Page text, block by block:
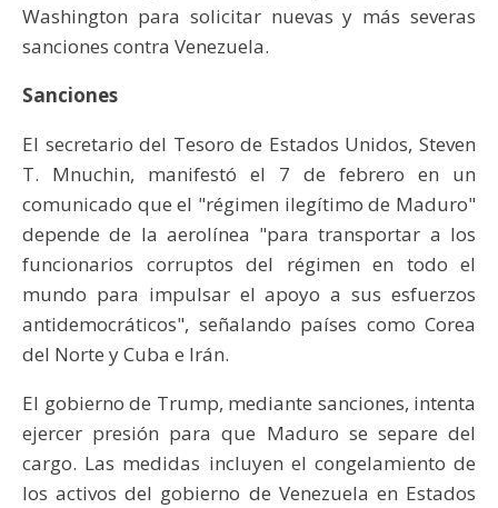
Washington para solicitar nuevas y más severas
sanciones contra Venezuela.
Sanciones
El secretario del Tesoro de Estados Unidos, Steven
T. Mnuchin, manifestó el 7 de febrero en un
comunicado que el "régimen ilegítimo de Maduro"
depende de la aerolínea "para transportar a los
funcionarios corruptos del régimen en todo el
mundo para impulsar el apoyo a sus esfuerzos
antidemocráticos", señalando países como Corea
del Norte y Cuba e Irán.
El gobierno de Trump, mediante sanciones, intenta
ejercer presión para que Maduro se separe del
cargo. Las medidas incluyen el congelamiento de
los activos del gobierno de Venezuela en Estados